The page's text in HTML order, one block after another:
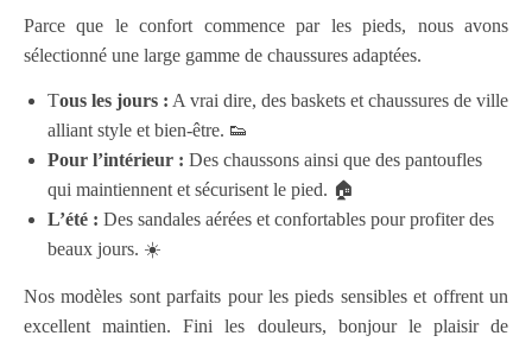
Parce que le confort commence par les pieds, nous avons
sélectionné une large gamme de chaussures adaptées.
Tous les jours : A vrai dire, des baskets et chaussures de ville
alliant style et bien-être. 👟
Pour l’intérieur : Des chaussons ainsi que des pantoufles
qui maintiennent et sécurisent le pied. 🏠
L’été : Des sandales aérées et confortables pour profiter des
beaux jours. ☀️
Nos modèles sont parfaits pour les pieds sensibles et offrent un
excellent maintien. Fini les douleurs, bonjour le plaisir de